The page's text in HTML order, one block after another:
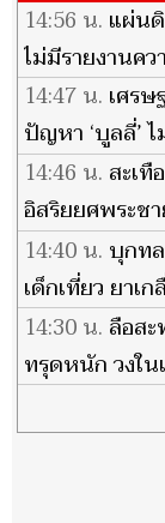
14:56 น. แผ่น
ไม่มีรายงานค
14:47 น. เศรษ
ปัญหา ‘บูลลี่’
ควรเป็นพื้นที่
14:46 น. สะเ
อิสริยยศพระช
ไม่เหมาะสม
14:40 น. บุกท
เด็กเที่ยว ยาเ
14:30 น. ลือส
ทรุดหนัก วงใน